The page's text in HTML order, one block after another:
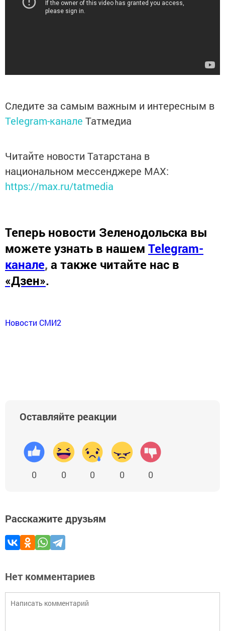
Следите за самым важным и интересным в
Telegram-канале Татмедиа
Читайте новости Татарстана в
национальном мессенджере MАХ:
https://max.ru/tatmedia
Теперь новости Зеленодольска вы
можете узнать в нашем Telegram-
канале, а также читайте нас в
«Дзен».
Новости СМИ2
Оставляйте реакции
0 0 0 0 0
Расскажите друзьям
Нет комментариев